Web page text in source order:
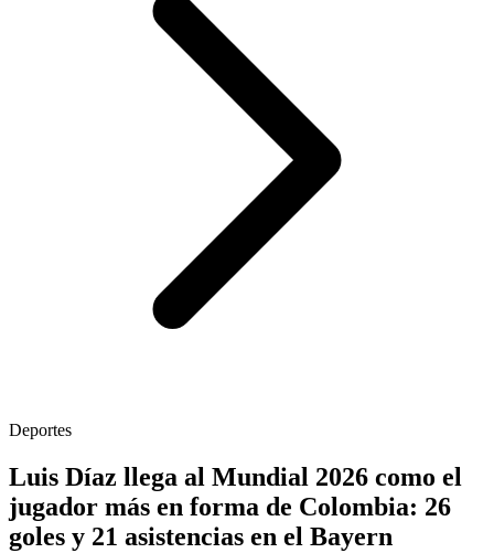
Deportes
Luis Díaz llega al Mundial 2026 como el
jugador más en forma de Colombia: 26
goles y 21 asistencias en el Bayern